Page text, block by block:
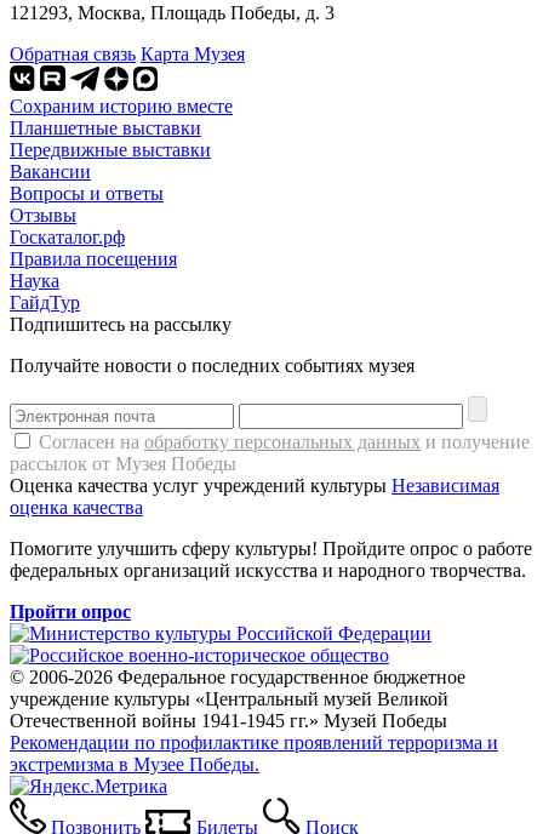
121293, Москва, Площадь Победы, д. 3
Обратная связь Карта Музея
Сохраним историю вместе
Планшетные выставки
Передвижные выставки
Вакансии
Вопросы и ответы
Отзывы
Госкаталог.рф
Правила посещения
Наука
ГайдТур
Подпишитесь на рассылку
Получайте новости о последних событиях музея
Согласен на обработку персональных данных и получение
рассылок от Музея Победы
Оценка качества услуг учреждений культуры Независимая
оценка качества
Помогите улучшить сферу культуры! Пройдите опрос о работе
федеральных организаций искусства и народного творчества.
Пройти опрос
© 2006-2026 Федеральное государственное бюджетное
учреждение культуры «Центральный музей Великой
Отечественной войны 1941-1945 гг.» Музей Победы
Рекомендации по профилактике проявлений терроризма и
экстремизма в Музее Победы.
Позвонить Билеты Поиск